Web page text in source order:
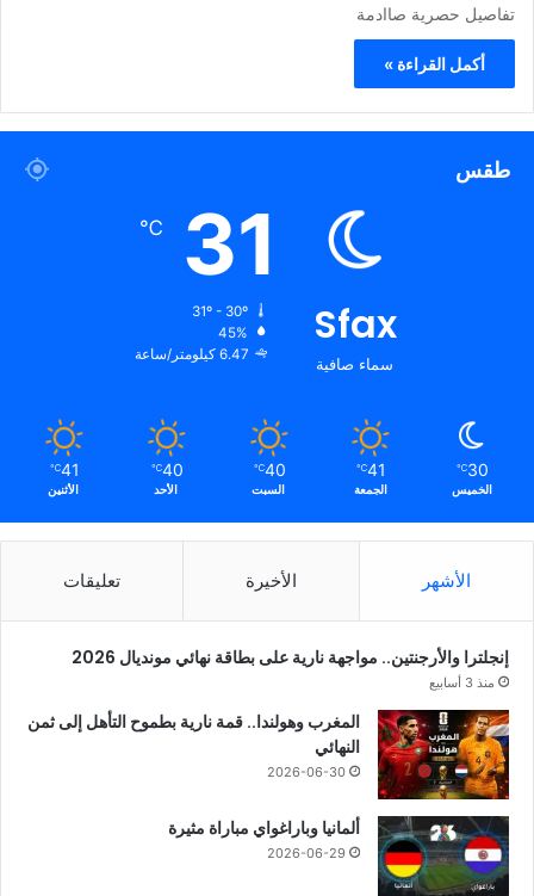
تفاصيل حصرية صاادمة
أكمل القراءة »
طقس
Sfax
سماء صافية
31
℃
45%
6.47 كيلومتر/ساعة
30
℃
الخميس
41
℃
الجمعة
40
℃
السبت
40
℃
الأحد
41
℃
الأثنين
الأشهر الأخيرة تعليقات
إنجلترا والأرجنتين.. مواجهة نارية على بطاقة نهائي مونديال 2026
منذ 3 أسابيع
المغرب وهولندا.. قمة نارية بطموح التأهل إلى ثمن
النهائي
2026-06-30
ألمانيا وباراغواي مباراة مثيرة
2026-06-29